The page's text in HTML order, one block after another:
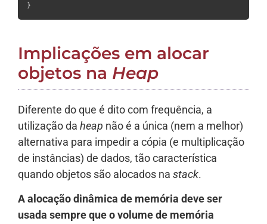
}
Implicações em alocar
objetos na Heap
Diferente do que é dito com frequência, a
utilização da heap não é a única (nem a melhor)
alternativa para impedir a cópia (e multiplicação
de instâncias) de dados, tão característica
quando objetos são alocados na stack.
A alocação dinâmica de memória deve ser
usada sempre que o volume de memória